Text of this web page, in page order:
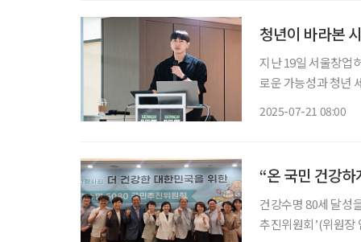
청년이 바라본
지난 19일 서울창업
로운 가능성과 청년
2025-07-21 08:00
“온 국민 건강
건강수명 80세 달성
추진위원회’(위원장